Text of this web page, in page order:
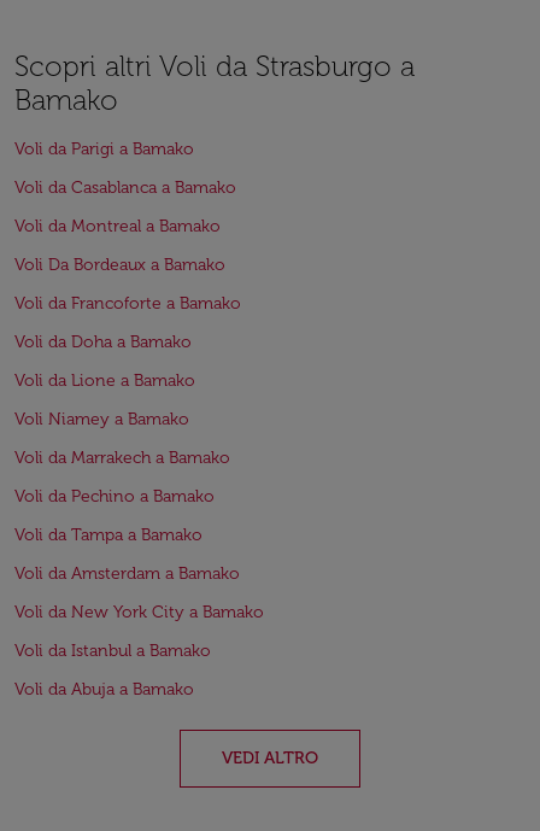
Scopri altri Voli da Strasburgo a
Bamako
Voli da Parigi a Bamako
Voli da Casablanca a Bamako
Voli da Montreal a Bamako
Voli Da Bordeaux a Bamako
Voli da Francoforte a Bamako
Voli da Doha a Bamako
Voli da Lione a Bamako
Voli Niamey a Bamako
Voli da Marrakech a Bamako
Voli da Pechino a Bamako
Voli da Tampa a Bamako
Voli da Amsterdam a Bamako
Voli da New York City a Bamako
Voli da Istanbul a Bamako
Voli da Abuja a Bamako
VEDI ALTRO